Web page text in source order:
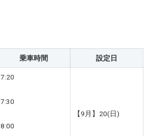
乗車時間 設定日
7:20
7:30
8:00
【9月】20(日)